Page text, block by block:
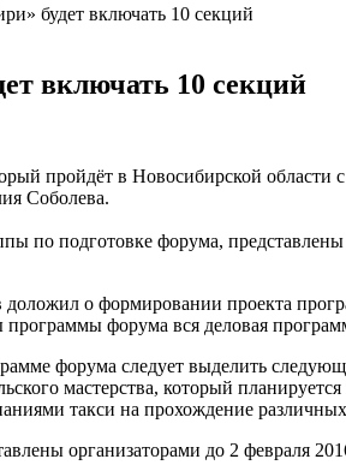
будет включать 10 секций
включать 10 секций
пройдёт в Новосибирской области с
Соболева.
по подготовке форума,
о формировании проекта
форума вся деловая
форума следует выделить
мастерства, который
такси на прохождение
организаторами до 2 февраля